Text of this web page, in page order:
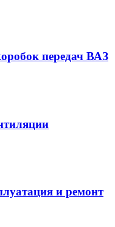
передач ВАЗ
и ремонт